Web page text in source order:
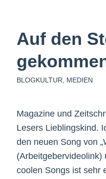
Auf den
BLOGKULTUR MEDIEN
Magazine und
Lesers Lieblingskind.
den neuen Song von
(Arbeitgebervideolink)
coolen Songs ist sehr